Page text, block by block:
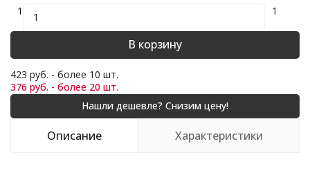
1
1
В корзину
423 руб. - более 10 шт.
376 руб. - более 20 шт.
Описание Характеристики